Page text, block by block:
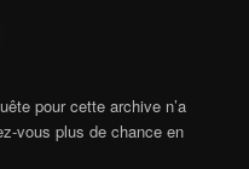
pour cette archive n’a
vous plus de chance en